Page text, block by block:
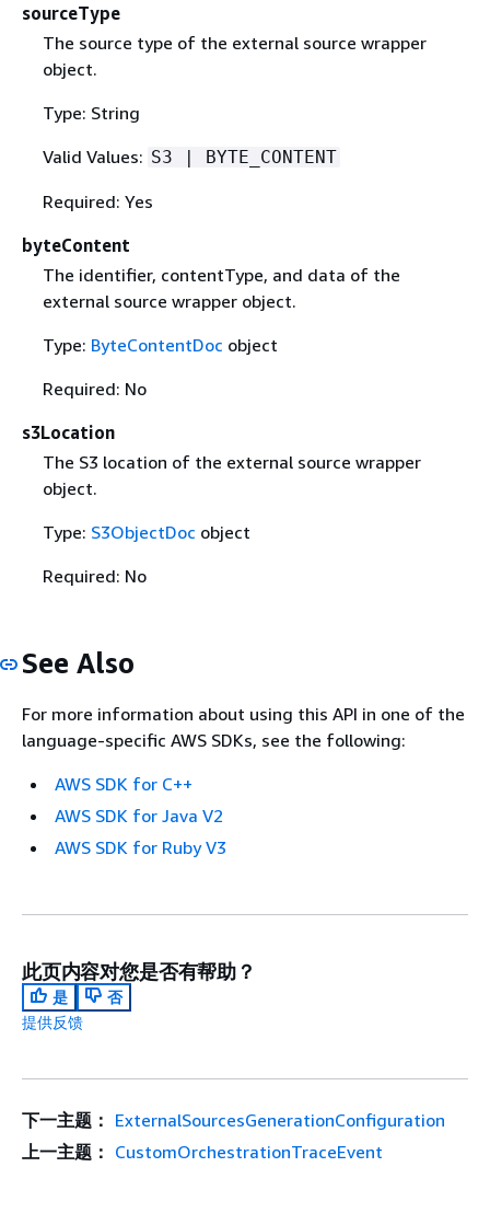
sourceType
The source type of the external source wrapper
object.
Type: String
Valid Values: S3 | BYTE_CONTENT
Required: Yes
byteContent
The identifier, contentType, and data of the
external source wrapper object.
Type: ByteContentDoc object
Required: No
s3Location
The S3 location of the external source wrapper
object.
Type: S3ObjectDoc object
Required: No
See Also
For more information about using this API in one of the
language-specific AWS SDKs, see the following:
AWS SDK for C++
AWS SDK for Java V2
AWS SDK for Ruby V3
此页内容对您是否有帮助？
是
否
提供反馈
下一主题： ExternalSourcesGenerationConfiguration
上一主题： CustomOrchestrationTraceEvent